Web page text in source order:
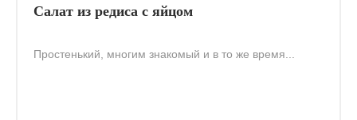
Салат из редиса с яйцом
Простенький, многим знакомый и в то же время...